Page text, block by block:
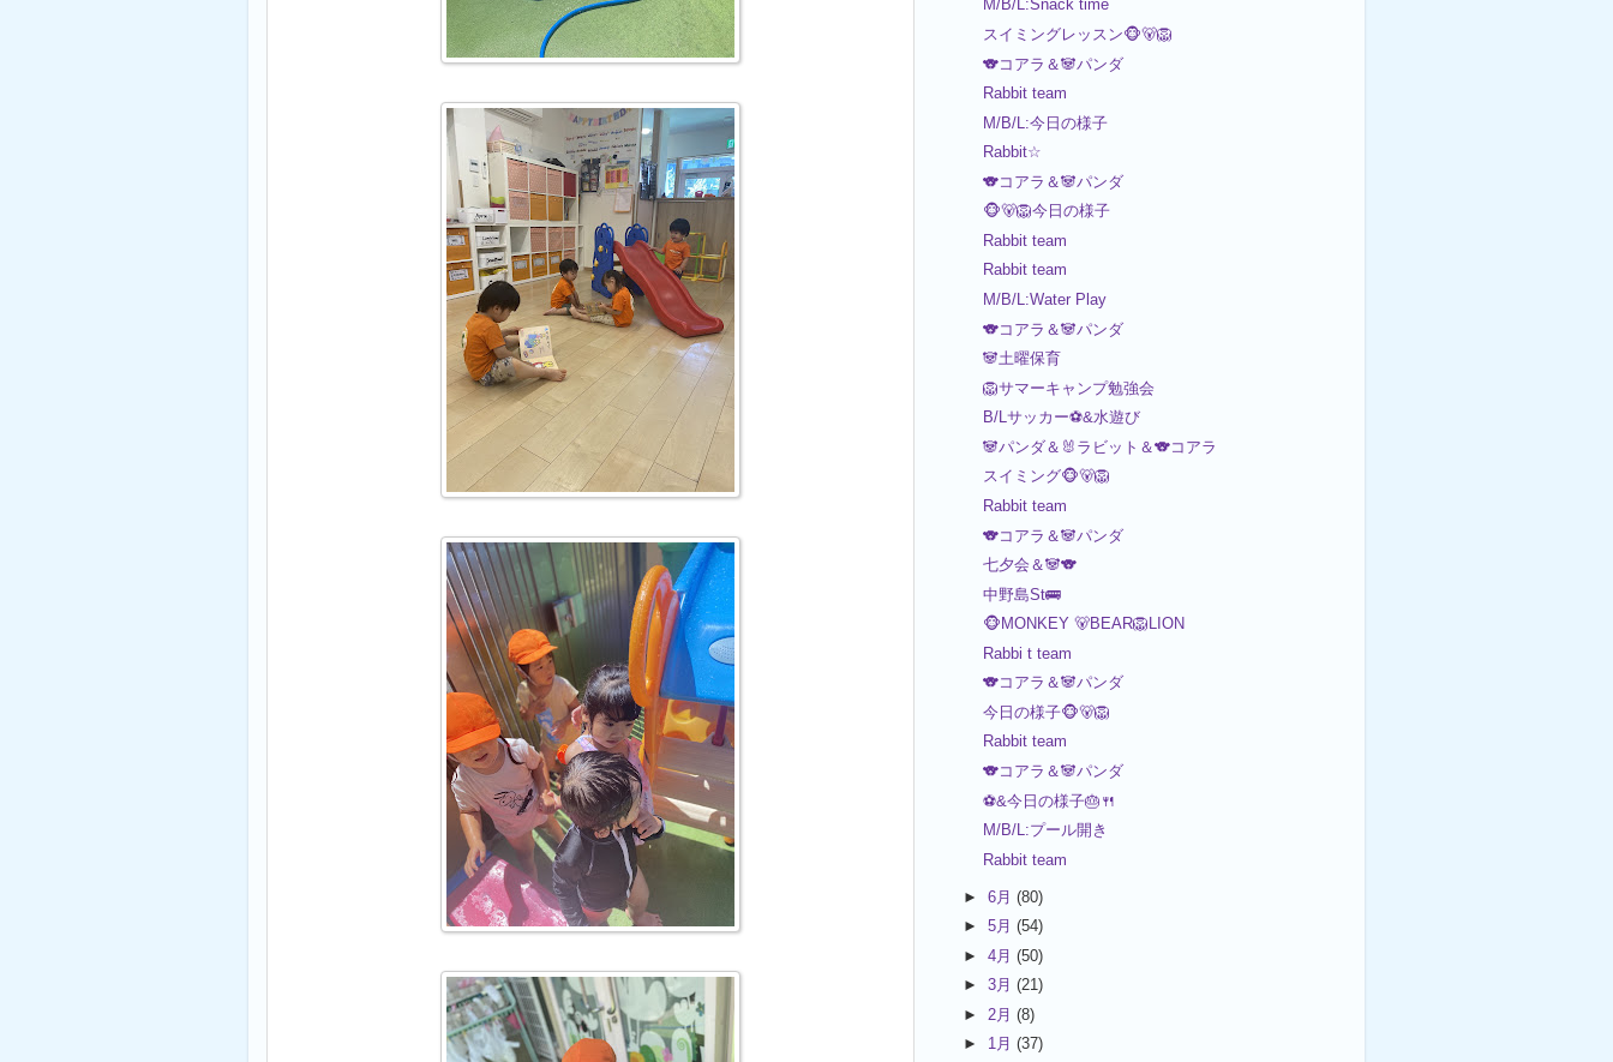
M/B/L:Snack time
スイミングレッスン🐵🐻🦁
🐨コアラ＆🐼パンダ
Rabbit team
M/B/L:今日の様子
Rabbit☆
🐨コアラ＆🐼パンダ
🐵🐻🦁今日の様子
Rabbit team
Rabbit team
M/B/L:Water Play
🐨コアラ＆🐼パンダ
🐼土曜保育
🦁サマーキャンプ勉強会
B/Lサッカー⚽️&水遊び
🐼パンダ＆🐰ラビット＆🐨コアラ
スイミング🐵🐻🦁
Rabbit team
🐨コアラ＆🐼パンダ
七夕会＆🐼🐨
中野島St🚌
🐵MONKEY 🐻BEAR🦁LION
Rabbi t team
🐨コアラ＆🐼パンダ
今日の様子🐵🐻🦁
Rabbit team
🐨コアラ＆🐼パンダ
⚽️&今日の様子🎂🍴
M/B/L:プール開き
Rabbit team
►6月(80)
►5月(54)
►4月(50)
►3月(21)
► 2月(8)
► 1月(37)